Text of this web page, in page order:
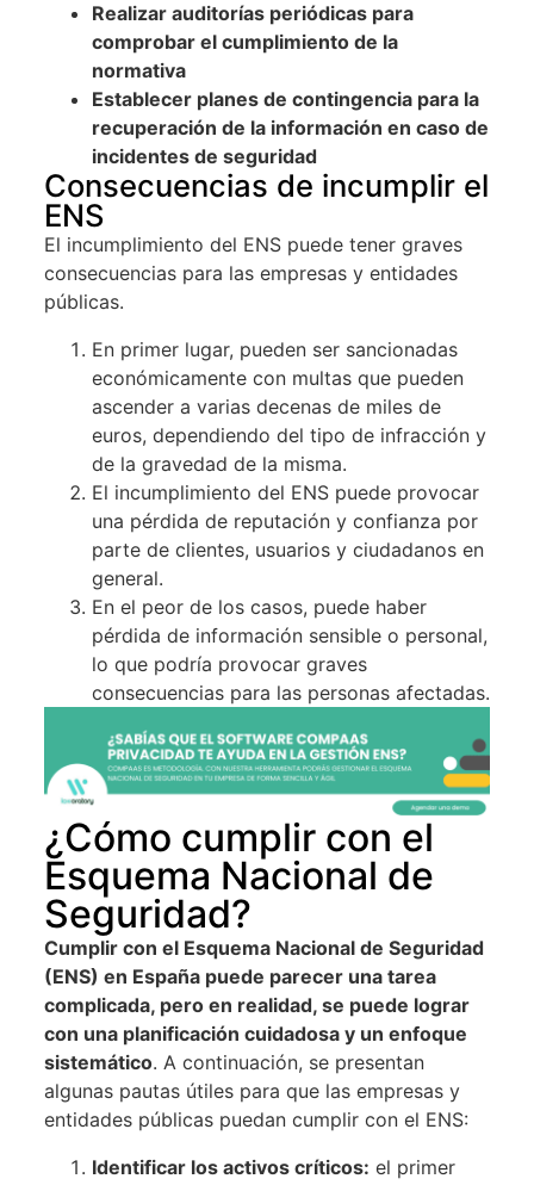
Realizar auditorías periódicas para
comprobar el cumplimiento de la
normativa
Establecer planes de contingencia para la
recuperación de la información en caso de
incidentes de seguridad
Consecuencias de incumplir el
ENS
El incumplimiento del ENS puede tener graves
consecuencias para las empresas y entidades
públicas.
En primer lugar, pueden ser sancionadas
económicamente con multas que pueden
ascender a varias decenas de miles de
euros, dependiendo del tipo de infracción y
de la gravedad de la misma.
El incumplimiento del ENS puede provocar
una pérdida de reputación y confianza por
parte de clientes, usuarios y ciudadanos en
general.
En el peor de los casos, puede haber
pérdida de información sensible o personal,
lo que podría provocar graves
consecuencias para las personas afectadas.
¿Cómo cumplir con el
Esquema Nacional de
Seguridad?
Cumplir con el Esquema Nacional de Seguridad
(ENS) en España puede parecer una tarea
complicada, pero en realidad, se puede lograr
con una planificación cuidadosa y un enfoque
sistemático. A continuación, se presentan
algunas pautas útiles para que las empresas y
entidades públicas puedan cumplir con el ENS:
Identificar los activos críticos: el primer